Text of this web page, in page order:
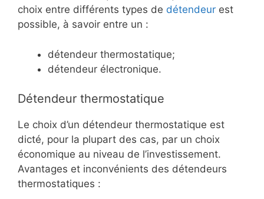
choix entre différents types de détendeur est
possible, à savoir entre un :
détendeur thermostatique;
détendeur électronique.
Détendeur thermostatique
Le choix d’un détendeur thermostatique est
dicté, pour la plupart des cas, par un choix
économique au niveau de l’investissement.
Avantages et inconvénients des détendeurs
thermostatiques :